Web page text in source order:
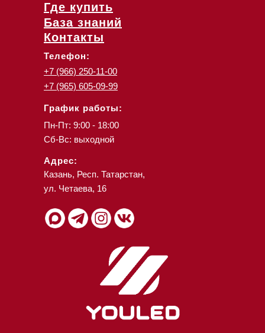
Где купить
База знаний
Контакты
Телефон:
График работы:
+7 (966) 250-11-00
+7 (965) 605-09-99
Пн-Пт: 9:00 - 18:00
Сб-Вс: выходной
Адрес:
Казань, Респ. Татарстан,
ул. Четаева, 16